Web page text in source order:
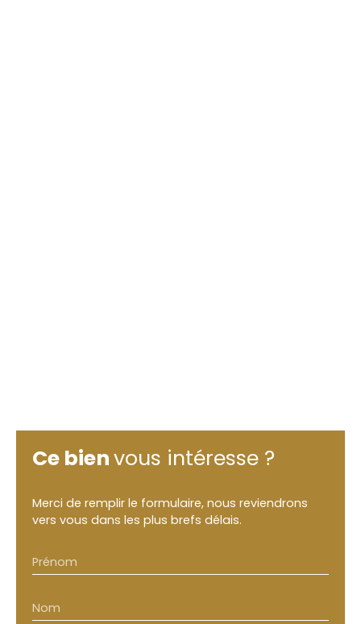
Ce bienvous intéresse ?
Merci de remplir le formulaire, nous reviendrons
vers vous dans les plus brefs délais.
Prénom
Nom